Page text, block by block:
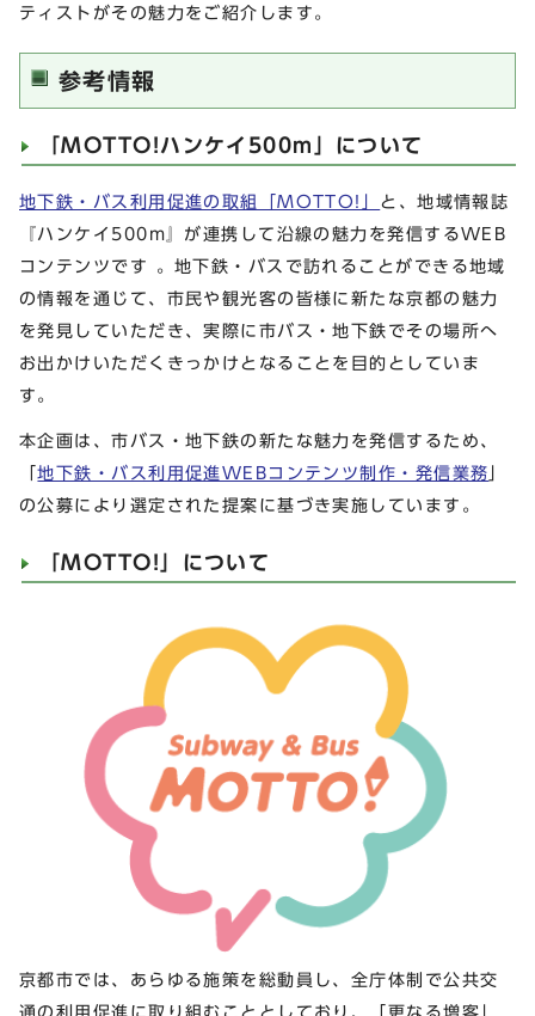
ティストがその魅力をご紹介します。
参考情報
「MOTTO!ハンケイ500m」について
地下鉄・バス利用促進の取組「MOTTO!」 と、地域情報誌
『ハンケイ500m』が連携して沿線の魅力を発信するWEB
コンテンツです 。地下鉄・バスで訪れることができる地域
の情報を通じて、市民や観光客の皆様に新たな京都の魅力
を発見していただき、実際に市バス・地下鉄でその場所へ
お出かけいただくきっかけとなることを目的としていま
す。
本企画は、市バス・地下鉄の新たな魅力を発信するため、
「地下鉄・バス利用促進WEBコンテンツ制作・発信業務
の公募により選定された提案に基づき実施しています。
「MOTTO!」について
京都市では、あらゆる施策を総動員し、全庁体制で公共交
通の利用促進に取り組むこととしており、「更なる増客」